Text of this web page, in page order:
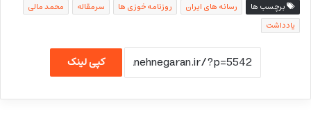
برچسب ها رسانه های ایران روزنامه خوزی ها سرمقاله
محمد مالی
یادداشت
کپی لینک